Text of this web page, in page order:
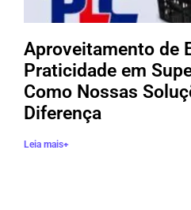
Aproveitamento de
Praticidade em
Como Nossas
Diferença
Leia mais+